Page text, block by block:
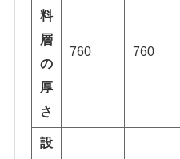
料
層
の
厚
さ
760 760
設